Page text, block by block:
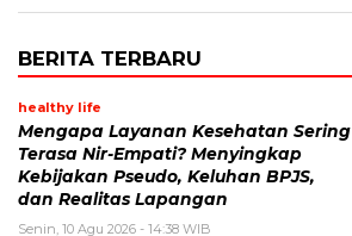
BERITA TERBARU
healthy life
Mengapa Layanan Kesehatan Sering
Terasa Nir-Empati? Menyingkap
Kebijakan Pseudo, Keluhan BPJS,
dan Realitas Lapangan
Senin, 10 Agu 2026 - 14:38 WIB